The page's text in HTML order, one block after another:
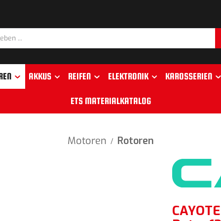
AKKUS REIFEN ELEKTRONIK KAROSSERIEN
ETS MATERIALKATALOG
Motoren / Rotoren